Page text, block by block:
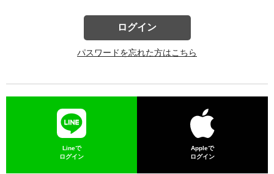
ログイン
パスワードを忘れた方はこちら
Lineで
ログイン
Appleで
ログイン